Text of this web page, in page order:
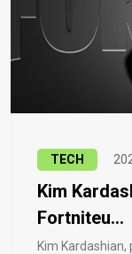
TECH
Kim
Fortniteu...
Kim